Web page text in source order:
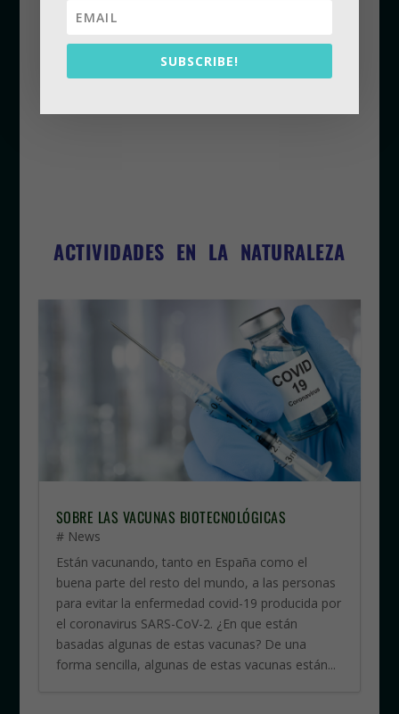
ACTIVIDADES EN LA NATURALEZA
SOBRE LAS VACUNAS BIOTECNOLÓGICAS
# News
Están vacunando, tanto en España como el
buena parte del resto del mundo, a las personas
para evitar la enfermedad covid-19 producida por
el coronavirus SARS-CoV-2. ¿En que están
basadas algunas de estas vacunas? De una
forma sencilla, algunas de estas vacunas están...
SUBSCRIBE!